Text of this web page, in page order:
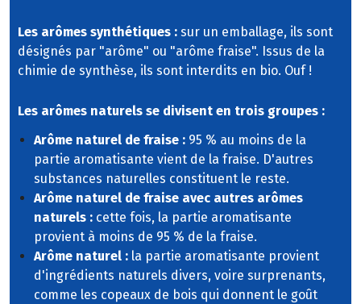
Les arômes synthétiques : sur un emballage, ils sont
désignés par "arôme" ou "arôme fraise". Issus de la
chimie de synthèse, ils sont interdits en bio. Ouf !
Les arômes naturels se divisent en trois groupes :
Arôme naturel de fraise : 95 % au moins de la
partie aromatisante vient de la fraise. D'autres
substances naturelles constituent le reste.
Arôme naturel de fraise avec autres arômes
naturels : cette fois, la partie aromatisante
provient à moins de 95 % de la fraise.
Arôme naturel : la partie aromatisante provient
d'ingrédients naturels divers, voire surprenants,
comme les copeaux de bois qui donnent le goût